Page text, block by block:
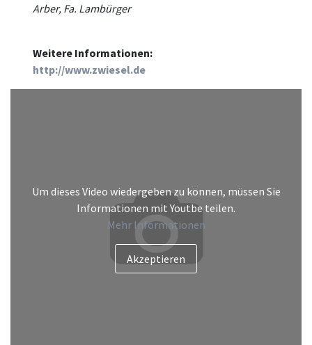
Arber, Fa. Lambürger
Weitere Informationen:
http://www.zwiesel.de
Um dieses Video wiedergeben zu können, müssen Sie
Informationen mit Youtbe teilen.
Mehr Informationen